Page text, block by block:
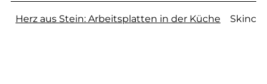
Herz aus Stein: Arbeitsplatten in der Küche